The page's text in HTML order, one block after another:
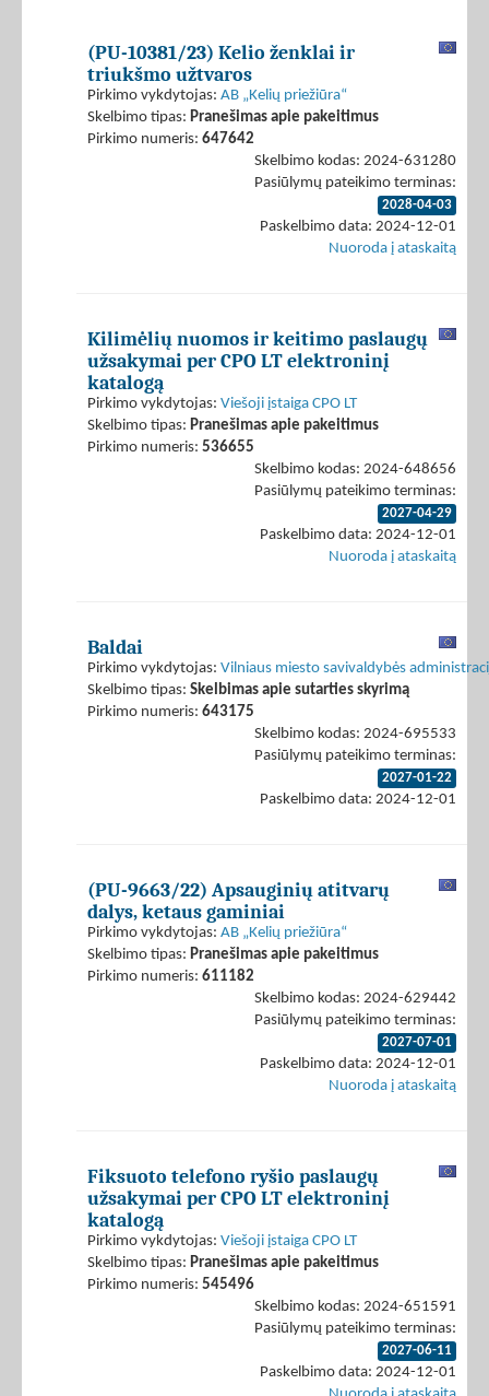
(PU-10381/23) Kelio ženklai ir
triukšmo užtvaros
Pirkimo vykdytojas: AB „Kelių priežiūra“
Skelbimo tipas: Pranešimas apie pakeitimus
Pirkimo numeris: 647642
Skelbimo kodas: 2024-631280
Pasiūlymų pateikimo terminas:
2028-04-03
Paskelbimo data: 2024-12-01
Nuoroda į ataskaitą
Kilimėlių nuomos ir keitimo paslaugų
užsakymai per CPO LT elektroninį
katalogą
Pirkimo vykdytojas: Viešoji įstaiga CPO LT
Skelbimo tipas: Pranešimas apie pakeitimus
Pirkimo numeris: 536655
Skelbimo kodas: 2024-648656
Pasiūlymų pateikimo terminas:
2027-04-29
Paskelbimo data: 2024-12-01
Nuoroda į ataskaitą
Baldai
Pirkimo vykdytojas: Vilniaus miesto savivaldybės
Skelbimo tipas: Skelbimas apie sutarties skyrimą
Pirkimo numeris: 643175
Skelbimo kodas: 2024-695533
Pasiūlymų pateikimo terminas:
2027-01-22
Paskelbimo data: 2024-12-01
(PU-9663/22) Apsauginių atitvarų
dalys, ketaus gaminiai
Pirkimo vykdytojas: AB „Kelių priežiūra“
Skelbimo tipas: Pranešimas apie pakeitimus
Pirkimo numeris: 611182
Skelbimo kodas: 2024-629442
Pasiūlymų pateikimo terminas:
2027-07-01
Paskelbimo data: 2024-12-01
Nuoroda į ataskaitą
Fiksuoto telefono ryšio paslaugų
užsakymai per CPO LT elektroninį
katalogą
Pirkimo vykdytojas: Viešoji įstaiga CPO LT
Skelbimo tipas: Pranešimas apie pakeitimus
Pirkimo numeris: 545496
Skelbimo kodas: 2024-651591
Pasiūlymų pateikimo terminas:
2027-06-11
Paskelbimo data: 2024-12-01